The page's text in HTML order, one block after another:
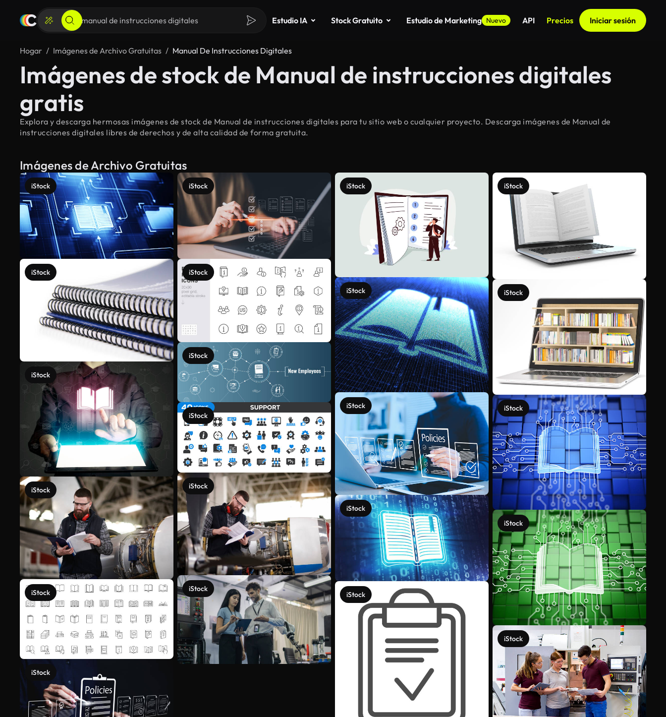
Estudio IA Stock Gratuito Estudio de Marketing Nuevo API Precios Iniciar sesión
Hogar Imágenes de Archivo Gratuitas Manual De Instrucciones Digitales
Imágenes de stock de Manual de instrucciones digitales
gratis
Explora y descarga hermosas imágenes de stock de Manual de instrucciones digitales para tu sitio web o cualquier proyecto. Descarga imágenes de Manual de
instrucciones digitales libres de derechos y de alta calidad de forma gratuita.
Imágenes de Archivo Gratuitas
iStock
iStock
iStock
iStock
iStock
iStock
iStock
iStock
iStock
iStock
iStock
iStock
iStock
iStock
iStock
iStock
iStock
iStock
iStock
iStock
iStock
iStock